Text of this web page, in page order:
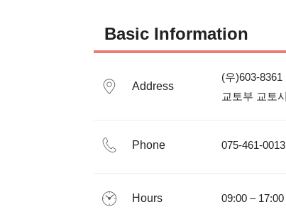
Basic Information
Address
(우)603-8361
Phone 075-461-0013
Hours 09:00 – 17:00